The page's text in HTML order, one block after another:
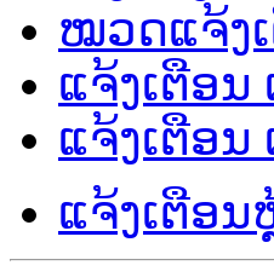
ໝວດແຈ້ງ
ແຈ້ງເຕືອ
ແຈ້ງເຕືອ
ແຈ້ງເຕືອ